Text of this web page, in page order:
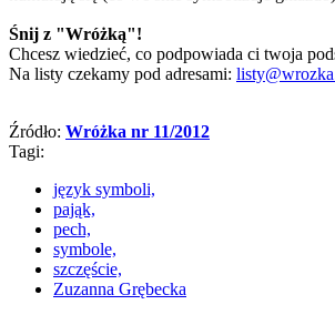
Śnij z "Wróżką"!
Chcesz wiedzieć, co podpowiada ci twoja
Na listy czekamy pod adresami:
Źródło: Wróżka nr 11/2012
Tagi:
język symboli,
pająk,
pech,
symbole,
szczęście,
Zuzanna Grębecka